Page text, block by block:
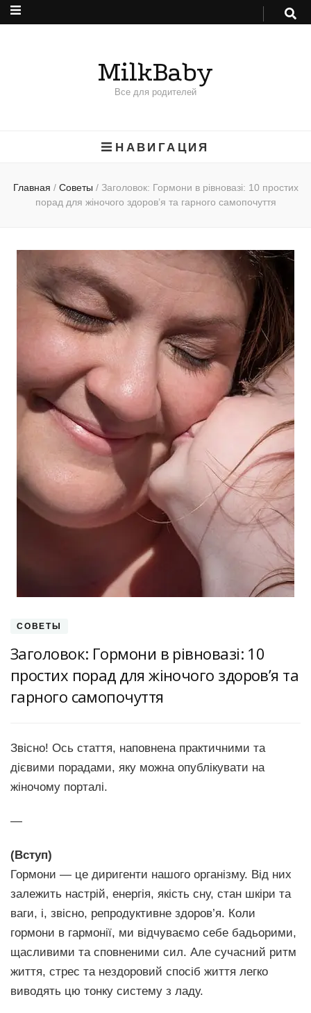
MilkBaby
Все для родителей
НАВИГАЦИЯ
Главная / Советы / Заголовок: Гормони в рівновазі: 10 простих
порад для жіночого здоров’я та гарного самопочуття
СОВЕТЫ
Заголовок: Гормони в рівновазі: 10
простих порад для жіночого здоров’я та
гарного самопочуття
Звісно! Ось стаття, наповнена практичними та
дієвими порадами, яку можна опублікувати на
жіночому порталі.
—
(Вступ)
Гормони — це диригенти нашого організму. Від них
залежить настрій, енергія, якість сну, стан шкіри та
ваги, і, звісно, репродуктивне здоров’я. Коли
гормони в гармонії, ми відчуваємо себе бадьорими,
щасливими та сповненими сил. Але сучасний ритм
життя, стрес та нездоровий спосіб життя легко
виводять цю тонку систему з ладу.